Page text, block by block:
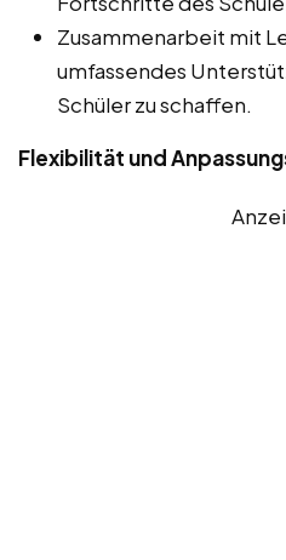
Zusammenarbeit mit
umfassendes
Schüler zu schaffen.
Flexibilität und